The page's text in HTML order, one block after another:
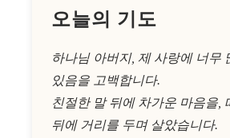
오늘의 기도
하나님 아버지, 제 사랑에 너무
있음을 고백합니다.
친절한 말 뒤에 차가운 마음을,
뒤에 거리를 두며 살았습니다.